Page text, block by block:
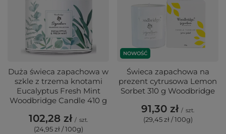
Duża świeca zapachowa w
szkle z trzema knotami
Eucalyptus Fresh Mint
Woodbridge Candle 410 g
102,28 zł / szt.
(24,95 zł / 100g)
NOWOŚĆ
Świeca zapachowa na
prezent cytrusowa Lemon
Sorbet 310 g Woodbridge
91,30 zł / szt.
(29,45 zł / 100g)